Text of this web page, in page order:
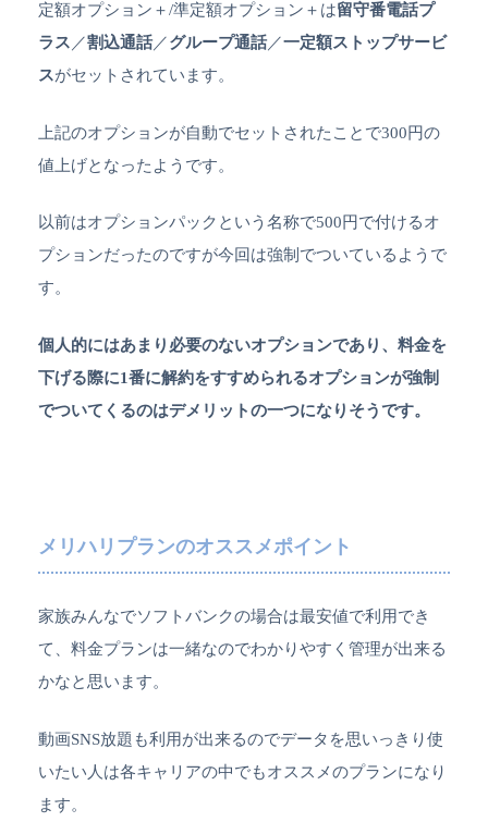
定額オプション＋/準定額オプション＋は留守番電話プ
ラス ／割込通話／グループ通話／一定額ストップサービ
スがセットされています。
上記のオプションが自動でセットされたことで300円の
値上げとなったようです。
以前はオプションパックという名称で500円で付けるオ
プションだったのですが今回は強制でついているようで
す。
個人的にはあまり必要のないオプションであり、料金を
下げる際に1番に解約をすすめられるオプションが強制
でついてくるのはデメリットの一つになりそうです。
メリハリプランのオススメポイント
家族みんなでソフトバンクの場合は最安値で利用でき
て、料金プランは一緒なのでわかりやすく管理が出来る
かなと思います。
動画SNS放題も利用が出来るのでデータを思いっきり使
いたい人は各キャリアの中でもオススメのプランになり
ます。